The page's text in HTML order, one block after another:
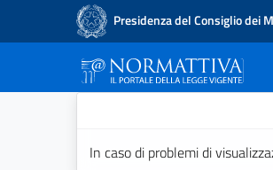
Presidenza del Consiglio dei
In caso di problemi di